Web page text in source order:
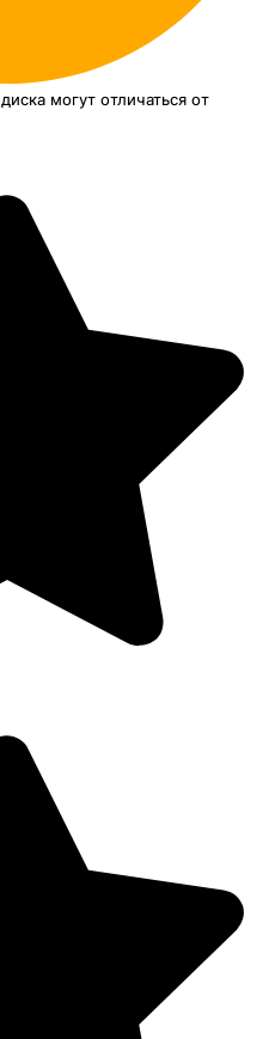
диска могут отличаться от